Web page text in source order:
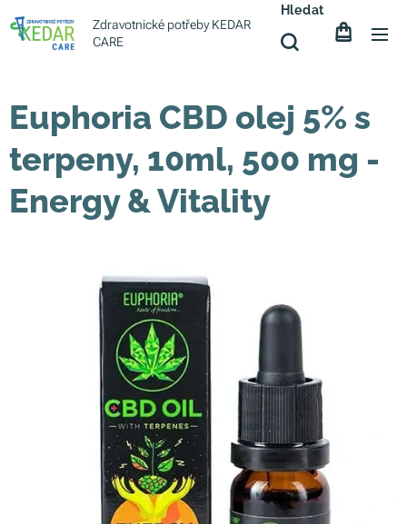
Zdravotnické potřeby KEDAR
CARE
Hledat
Euphoria CBD olej 5% s
terpeny, 10ml, 500 mg -
Energy & Vitality